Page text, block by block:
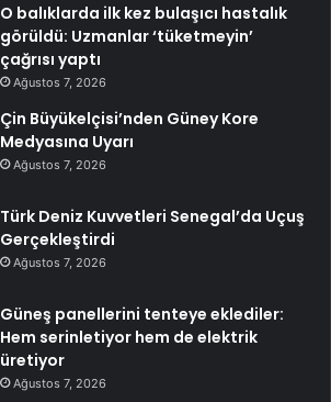
O balıklarda ilk kez bulaşıcı hastalık
görüldü: Uzmanlar ‘tüketmeyin’
çağrısı yaptı
Ağustos 7, 2026
Çin Büyükelçisi’nden Güney Kore
Medyasına Uyarı
Ağustos 7, 2026
Türk Deniz Kuvvetleri Senegal’da Uçuş
Gerçekleştirdi
Ağustos 7, 2026
Güneş panellerini tenteye eklediler:
Hem serinletiyor hem de elektrik
üretiyor
Ağustos 7, 2026